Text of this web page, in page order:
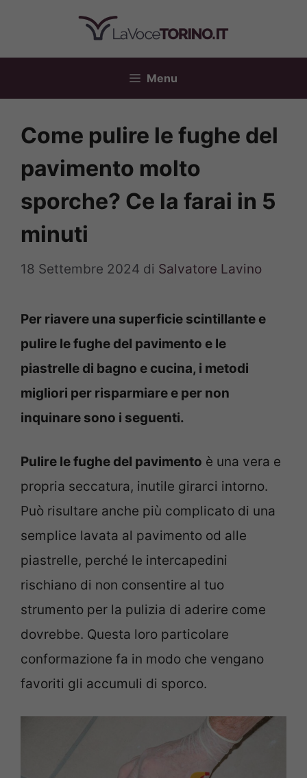
contenuto
Menu
Come pulire le fughe del
pavimento molto
sporche? Ce la farai in 5
minuti
18 Settembre 2024 di Salvatore Lavino
Per riavere una superficie scintillante e
pulire le fughe del pavimento e le
piastrelle di bagno e cucina, i metodi
migliori per risparmiare e per non
inquinare sono i seguenti.
Pulire le fughe del pavimento è una vera e
propria seccatura, inutile girarci intorno.
Può risultare anche più complicato di una
semplice lavata al pavimento od alle
piastrelle, perché le intercapedini
rischiano di non consentire al tuo
strumento per la pulizia di aderire come
dovrebbe. Questa loro particolare
conformazione fa in modo che vengano
favoriti gli accumuli di sporco.